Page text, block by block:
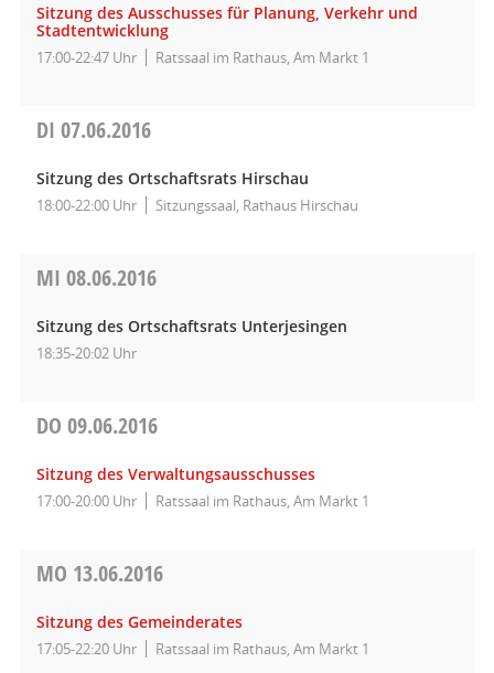
Sitzung des Ausschusses für Planung, Verkehr und
Stadtentwicklung
17:00-22:47 Uhr Ratssaal im Rathaus, Am Markt 1
DI 07.06.2016
Sitzung des Ortschaftsrats Hirschau
18:00-22:00 Uhr Sitzungssaal, Rathaus Hirschau
MI 08.06.2016
Sitzung des Ortschaftsrats Unterjesingen
18:35-20:02 Uhr
DO 09.06.2016
Sitzung des Verwaltungsausschusses
17:00-20:00 Uhr Ratssaal im Rathaus, Am Markt 1
MO 13.06.2016
Sitzung des Gemeinderates
17:05-22:20 Uhr Ratssaal im Rathaus, Am Markt 1